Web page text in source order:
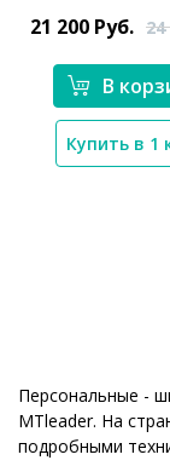
21 200 Руб.
В
Купить в 1
Персональные -
MTleader. На
подробными